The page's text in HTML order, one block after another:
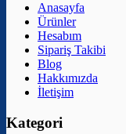
Anasayfa
Ürünler
Hesabım
Sipariş Takibi
Blog
Hakkımızda
İletişim
Kategori